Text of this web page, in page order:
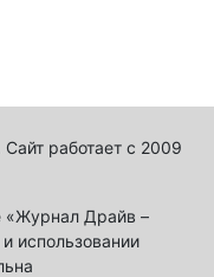
работает с 2009
«Журнал Драйв –
использовании